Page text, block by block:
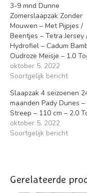
3-9 mnd Dunne
Zomerslaapzak Zonder
Mouwen – Met Pijpjes /
Beentjes – Tetra Jersey
Hydrofiel – Cadum
Oudroze Meisje – 1.0
oktober 5, 2022
Soortgelijk bericht
Slaapzak 4 seizoenen
maanden Pady Dunes –
Streep – 110 cm – 2.0
oktober 5, 2022
Soortgelijk bericht
Gerelateerde